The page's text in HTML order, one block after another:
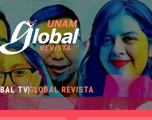
TVGLOBAL REVISTA